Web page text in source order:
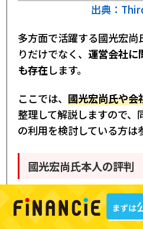
出典：
多方面で活躍する國光宏尚
りだけでなく、 運営会社に
も存在します。
ここでは、 國光宏尚氏や会
整理して解説しますので、
の利用を検討している方は
國光宏尚氏本人の評判
早期からブロックチェー
事業を進めてきた國光宏尚